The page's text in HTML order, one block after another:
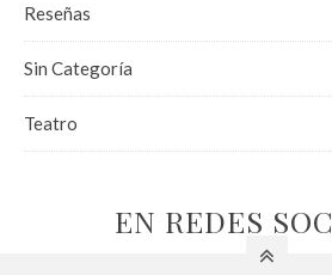
Reseñas
Sin Categoría
Teatro
EN REDES